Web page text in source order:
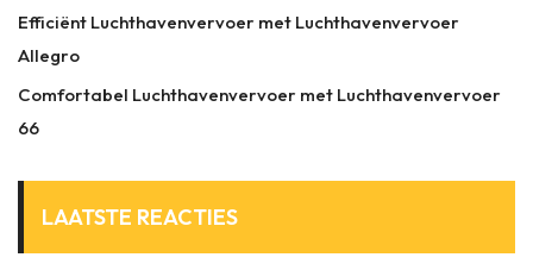
Efficiënt Luchthavenvervoer met Luchthavenvervoer
Allegro
Comfortabel Luchthavenvervoer met Luchthavenvervoer
66
LAATSTE REACTIES